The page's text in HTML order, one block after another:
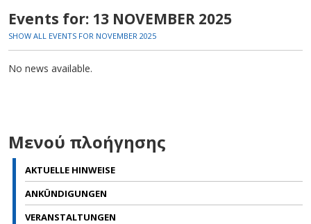
Events for: 13 NOVEMBER 2025
SHOW ALL EVENTS FOR NOVEMBER 2025
No news available.
Μενού πλοήγησης
AKTUELLE HINWEISE
ANKÜNDIGUNGEN
VERANSTALTUNGEN